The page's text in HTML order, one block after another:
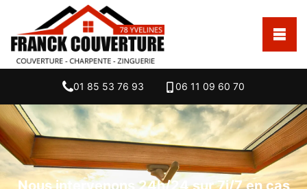
01 85 53 76 93 06 11 09 60 70
Nous intervenons 24h/24 sur 7j/7 en cas